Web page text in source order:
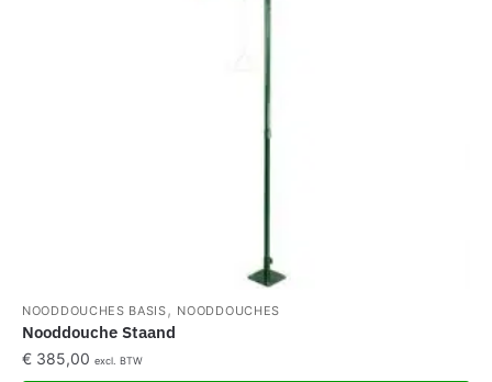
NOODDOUCHES BASIS, NOODDOUCHES
Nooddouche Staand
€ 385,00 excl. BTW